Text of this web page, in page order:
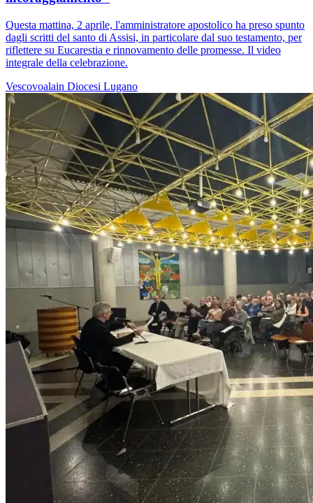
Questa mattina, 2 aprile, l'amministratore apostolico ha preso spunto
dagli scritti del santo di Assisi, in particolare dal suo testamento, per
riflettere su Eucarestia e rinnovamento delle promesse. Il video
integrale della celebrazione.
Vescovoalain Diocesi Lugano